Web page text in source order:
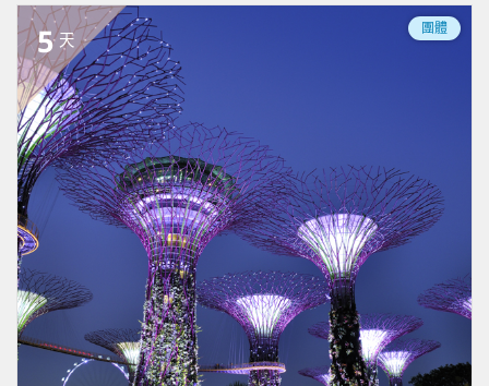
5 天
團體